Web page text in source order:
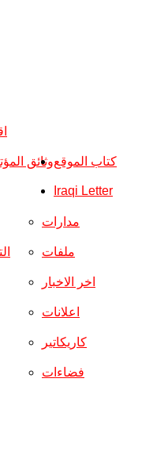
وثائق
مدارات
ملفات
اخر الاخبار
اعلانات
كاريكاتير
فضاءات
كتاب الموقع
Iraqi Letter